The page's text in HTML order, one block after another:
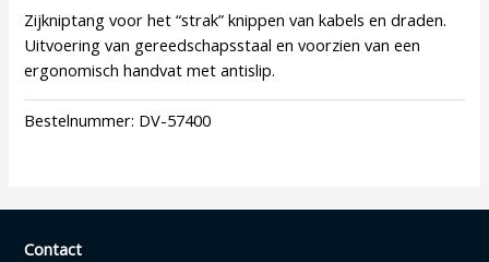
Zijkniptang voor het “strak” knippen van kabels en draden.
Uitvoering van gereedschapsstaal en voorzien van een
ergonomisch handvat met antislip.
Bestelnummer: DV-57400
Contact